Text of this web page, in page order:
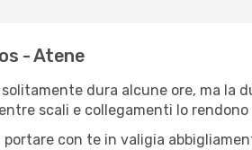
- Atene
dura alcune ore, ma la
scali e collegamenti lo rendono
portare con te in valigia